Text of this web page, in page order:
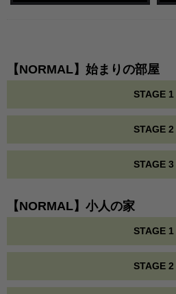
【NORMAL】始まりの部屋
STAGE 1
STAGE 2
STAGE 3
【NORMAL】小人の家
STAGE 1
STAGE 2